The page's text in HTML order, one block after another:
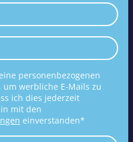
personenbezogenen
werbliche E-Mails zu
ich dies jederzeit
mit den
einverstanden*